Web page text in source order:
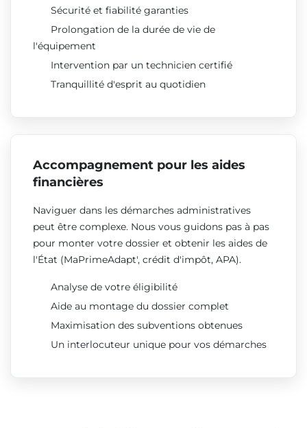
Sécurité et fiabilité garanties
Prolongation de la durée de vie de
l'équipement
Intervention par un technicien certifié
Tranquillité d'esprit au quotidien
Accompagnement pour les aides
financières
Naviguer dans les démarches administratives
peut être complexe. Nous vous guidons pas à pas
pour monter votre dossier et obtenir les aides de
l'État (MaPrimeAdapt', crédit d'impôt, APA).
Analyse de votre éligibilité
Aide au montage du dossier complet
Maximisation des subventions obtenues
Un interlocuteur unique pour vos démarches